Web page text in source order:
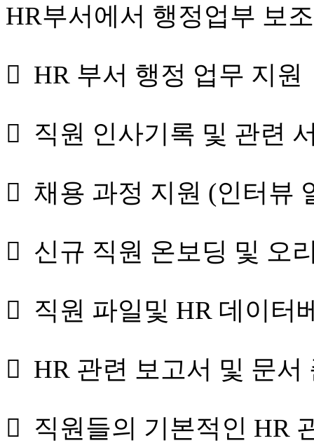
HR부서에서 행정업부 보
 HR 부서 행정 업무 지원
 직원 인사기록 및 관련
 채용 과정 지원 (인터뷰
 신규 직원 온보딩 및 오
 직원 파일및 HR 데이터
 HR 관련 보고서 및 문서
 직원들의 기본적인 HR